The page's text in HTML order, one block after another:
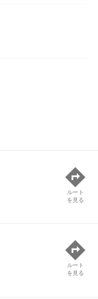
ルート
を見る
ルート
を見る